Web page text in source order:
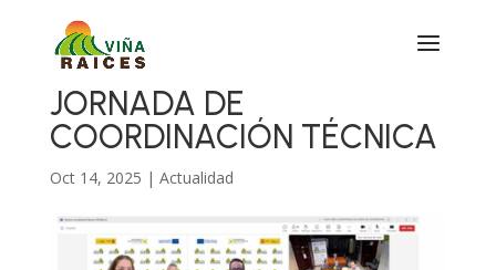
JORNADA DE
COORDINACIÓN TÉCNICA
Oct 14, 2025 | Actualidad